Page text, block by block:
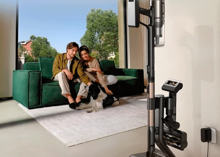
Обзор вертикального пылесоса Dreame Z40 AquaCycle
Pro: гибкий подход к уборке